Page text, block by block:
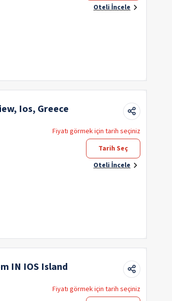
Oteli İncele
Ios, Greece
Fiyatı görmek için tarih seçiniz
Tarih Seç
Oteli İncele
IN IOS Island
Fiyatı görmek için tarih seçiniz